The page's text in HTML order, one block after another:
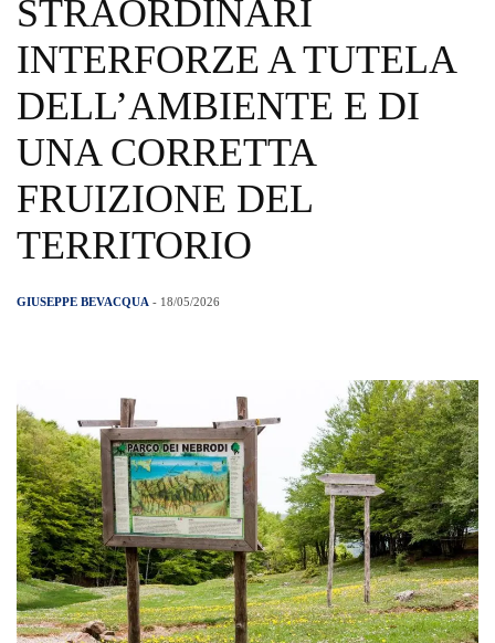
STRAORDINARI
INTERFORZE A TUTELA
DELL’AMBIENTE E DI
UNA CORRETTA
FRUIZIONE DEL
TERRITORIO
GIUSEPPE BEVACQUA - 18/05/2026